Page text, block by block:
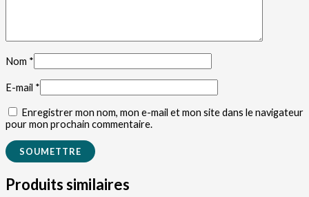
Nom *
E-mail *
Enregistrer mon nom, mon e-mail et mon site dans le navigateur
pour mon prochain commentaire.
Produits similaires